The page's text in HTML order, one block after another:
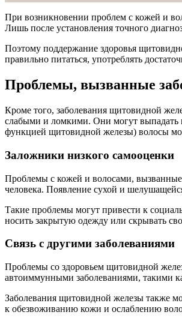
При возникновении проблем с кожей и
Лишь после установления точного
Поэтому поддержание здоровья
правильно питаться, употреблять
Проблемы, вызванные
Кроме того, заболевания щитовидной
слабыми и ломкими. Они могут выпадать
функцией щитовидной железы) волосы
Заложники низкого самооценки
Проблемы с кожей и волосами, вызванные
человека. Появление сухой и
Такие проблемы могут привести к
носить закрытую одежду или скрывать
Связь с другими заболеваниями
Проблемы со здоровьем щитовидной
автоиммунными заболеваниями, такими
Заболевания щитовидной железы также
к обезвоживанию кожи и ослаблению